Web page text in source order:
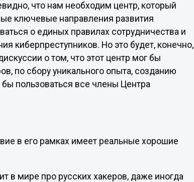
что нам необходим центр, который
ключевые направления развития
о единых правилах сотрудничества и
киберпреступников. Но это будет, конечно,
о том, что этот центр мог бы
по сбору уникального опыта, созданию
пользоваться все члены Центра
в его рамках имеет реальные хорошие
в мире про русских хакеров, даже иногда